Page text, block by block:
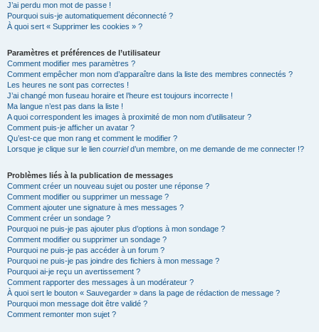
J’ai perdu mon mot de passe !
Pourquoi suis-je automatiquement déconnecté ?
À quoi sert « Supprimer les cookies » ?
Paramètres et préférences de l’utilisateur
Comment modifier mes paramètres ?
Comment empêcher mon nom d’apparaître dans la liste des membres connectés ?
Les heures ne sont pas correctes !
J’ai changé mon fuseau horaire et l’heure est toujours incorrecte !
Ma langue n’est pas dans la liste !
A quoi correspondent les images à proximité de mon nom d’utilisateur ?
Comment puis-je afficher un avatar ?
Qu’est-ce que mon rang et comment le modifier ?
Lorsque je clique sur le lien courrield’un membre, on me demande de me connecter !?
Problèmes liés à la publication de messages
Comment créer un nouveau sujet ou poster une réponse ?
Comment modifier ou supprimer un message ?
Comment ajouter une signature à mes messages ?
Comment créer un sondage ?
Pourquoi ne puis-je pas ajouter plus d’options à mon sondage ?
Comment modifier ou supprimer un sondage ?
Pourquoi ne puis-je pas accéder à un forum ?
Pourquoi ne puis-je pas joindre des fichiers à mon message ?
Pourquoi ai-je reçu un avertissement ?
Comment rapporter des messages à un modérateur ?
À quoi sert le bouton « Sauvegarder » dans la page de rédaction de message ?
Pourquoi mon message doit être validé ?
Comment remonter mon sujet ?